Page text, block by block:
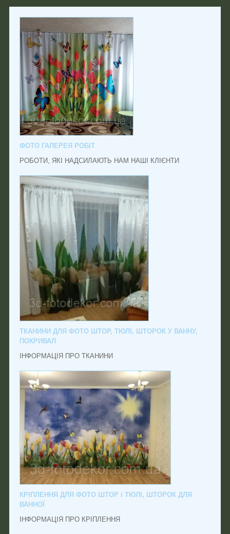
ФОТО ГАЛЕРЕЯ РОБІТ
РОБОТИ, ЯКІ НАДСИЛАЮТЬ НАМ НАШІ КЛІЄНТИ
ТКАНИНИ ДЛЯ ФОТО ШТОР, ТЮЛІ, ШТОРОК У ВАННУ,
ПОКРИВАЛ
ІНФОРМАЦІЯ ПРО ТКАНИНИ
КРІПЛЕННЯ ДЛЯ ФОТО ШТОР і ТЮЛІ, ШТОРОК ДЛЯ
ВАННОЇ
ІНФОРМАЦІЯ ПРО КРІПЛЕННЯ